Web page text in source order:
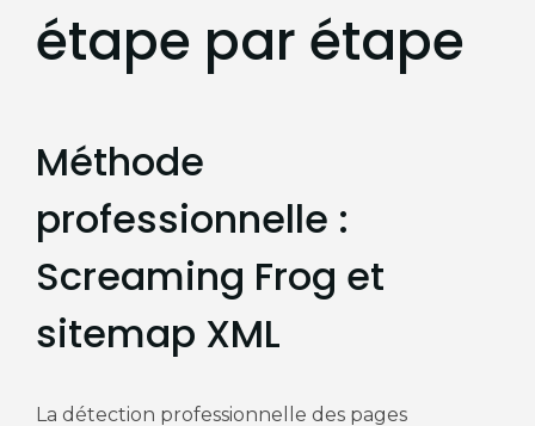
étape par étape
Méthode
professionnelle :
Screaming Frog et
sitemap XML
La détection professionnelle des pages